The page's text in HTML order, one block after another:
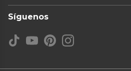
Síguenos